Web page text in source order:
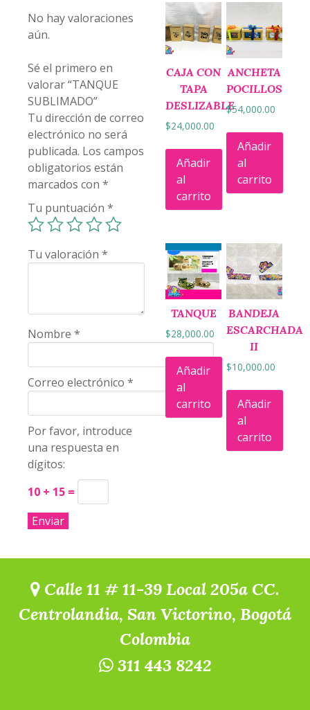
No hay valoraciones
aún.
Sé el primero en
valorar “TANQUE
SUBLIMADO”
Tu dirección de correo
electrónico no será
publicada. Los campos
obligatorios están
marcados con *
Tu puntuación *
Tu valoración *
Nombre *
Correo electrónico *
Por favor, introduce
una respuesta en
dígitos:
10 + 15 =
CAJA CON
TAPA
DESLIZABLE
$24,000.00
Añadir
al
carrito
ANCHETA
POCILLOS
$54,000.00
Añadir
al
carrito
TANQUE
$28,000.00
Añadir
al
carrito
BANDEJA
ESCARCHADA
II
$10,000.00
Añadir
al
carrito
Calle 11 # 11-39 Local 205a CC.
Centrolandia, San Victorino, Bogotá
Colombia
311 443 8242